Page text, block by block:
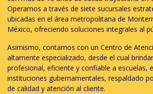
Operamos a través de siete sucursales
ubicadas en el área metropolitana de
México, ofreciendo soluciones integrales al
Asimismo, contamos con un Centro de
altamente especializado, desde el cual
profesional, eficiente y confiable a escuelas,
instituciones gubernamentales, respaldado
de calidad y atención al cliente.